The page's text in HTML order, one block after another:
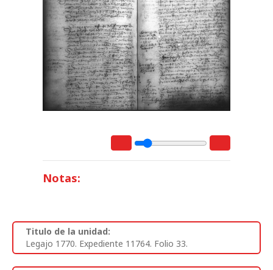
Notas:
Titulo de la unidad:
Legajo 1770. Expediente 11764. Folio 33.